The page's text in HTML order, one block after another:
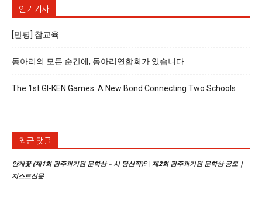
인기기사
[만평] 참교육
동아리의 모든 순간에, 동아리연합회가 있습니다
The 1st GI-KEN Games: A New Bond Connecting Two Schools
최근 댓글
안개꽃 (제1회 광주과기원 문학상 – 시 당선작)의 제2회 광주과기원 문학상 공모 |
지스트신문